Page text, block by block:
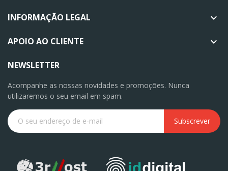
INFORMAÇÃO LEGAL 
APOIO AO CLIENTE 
NEWSLETTER
Acompanhe as nossas novidades e promoções. Nunca
utilizaremos o seu email em spam.
Subscrever